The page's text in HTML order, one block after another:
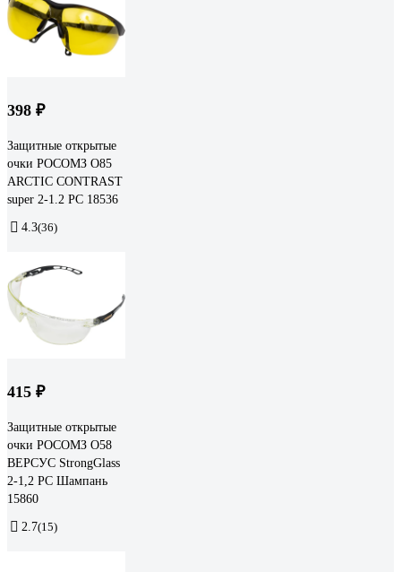
398 ₽
Защитные открытые
очки РОСОМЗ О85
ARCTIC CONTRAST
super 2-1.2 PC 18536
4.3(36)
415 ₽
Защитные открытые
очки РОСОМЗ О58
ВЕРСУС StrongGlass
2-1,2 РС Шампань
15860
2.7(15)